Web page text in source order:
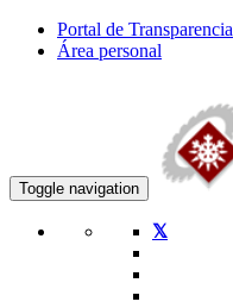
Portal de Transparencia
Área personal
Toggle navigation